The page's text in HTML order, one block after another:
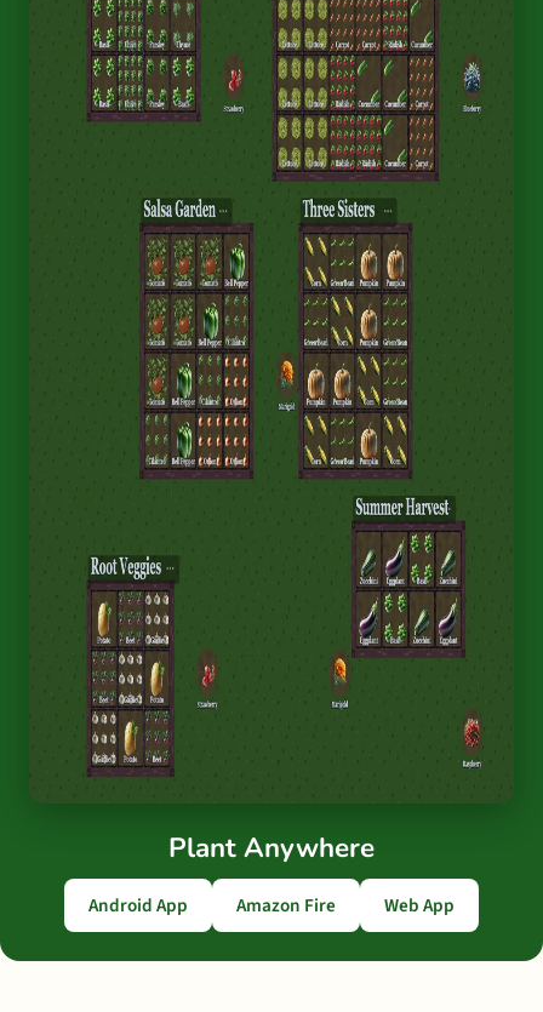
Plant Anywhere
Android App Amazon Fire Web App